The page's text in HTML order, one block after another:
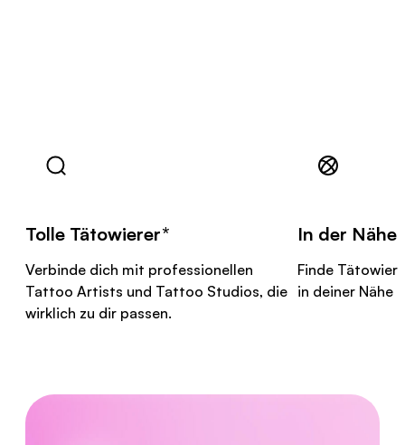
Tolle Tätowierer*
Verbinde dich mit professionellen
Tattoo Artists und Tattoo Studios, die
wirklich zu dir passen.
In der Nähe
Finde
in deiner Nähe